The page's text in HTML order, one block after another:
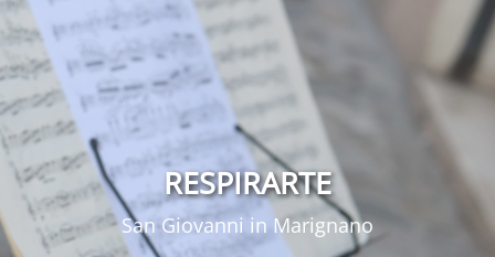
RESPIRARTE
San Giovanni in Marignano